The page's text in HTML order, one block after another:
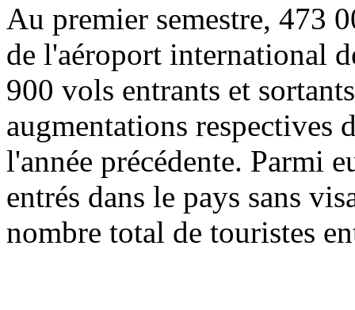
Au premier semestre, 473
de l'aéroport international
900 vols entrants et
augmentations respectives
l'année précédente. Parmi
entrés dans le pays sans
nombre total de touristes